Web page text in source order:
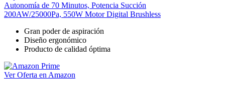
Autonomía de 70 Minutos, Potencia Succión
200AW/25000Pa, 550W Motor Digital Brushless
Gran poder de aspiración
Diseño ergonómico
Producto de calidad óptima
Ver Oferta en Amazon